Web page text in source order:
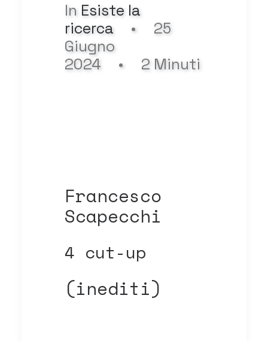
In Esiste la
ricerca
•
25
Giugno
2024
• 2 Minuti
Francesco
Scapecchi
4 cut-up
(inediti)